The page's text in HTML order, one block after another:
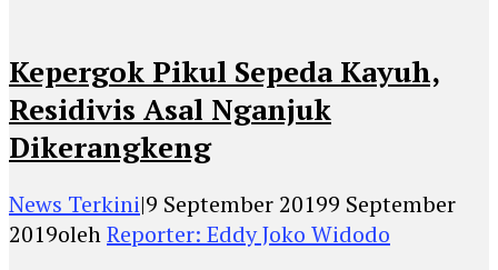
Kepergok Pikul Sepeda Kayuh,
Residivis Asal Nganjuk
Dikerangkeng
News Terkini|9 September 20199 September
2019olehReporter: Eddy Joko Widodo